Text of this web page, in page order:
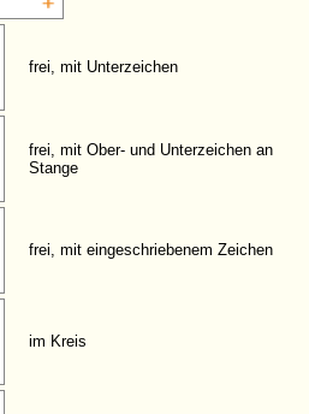
frei, mit Unterzeichen
frei, mit Ober- und Unterzeichen an
Stange
frei, mit eingeschriebenem Zeichen
im Kreis